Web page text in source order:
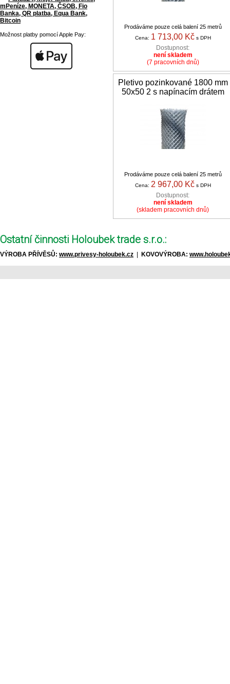
Prodáváme pouze celá balení 25 metrů
Cena: 1 713,00 Kčs DPH
Dostupnost:
není skladem
(7 pracovních dnů)
Pletivo pozinkované 1800 mm
50x50 2 s napínacím drátem
Prodáváme pouze celá balení 25 metrů
Cena: 2 967,00 Kčs DPH
Dostupnost:
není skladem
(skladem pracovních dnů)
Možnost platby pomocí Apple Pay:
Ostatní činnosti Holoubek trade s.r.o.:
VÝROBA PŘÍVĚSŮ: www.privesy-holoubek.cz KOVOVÝROBA: